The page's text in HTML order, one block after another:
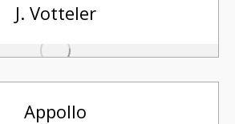
J. Votteler
Appollo